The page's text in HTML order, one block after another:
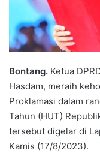
Bontang. Ketua
Hasdam, meraih
Proklamasi dalam
Tahun (HUT)
tersebut digelar di
Kamis (17/8/2023).